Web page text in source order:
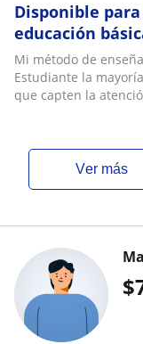
Disponible
educación
presencial en
Mi método de
Estudiante la
que capten la
ver más
$